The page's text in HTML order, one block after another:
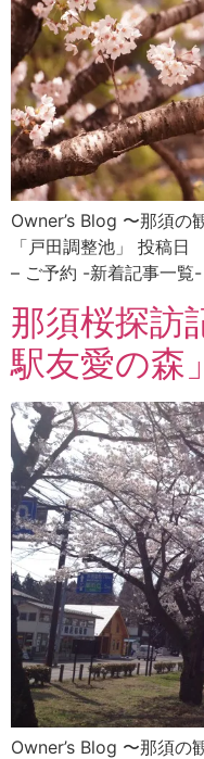
Owner’s Blog 〜那須の
「戸田調整池」 投稿
– ご予約 -新着記事一
那須桜探訪
駅友愛の森」
Owner’s Blog 〜那須の